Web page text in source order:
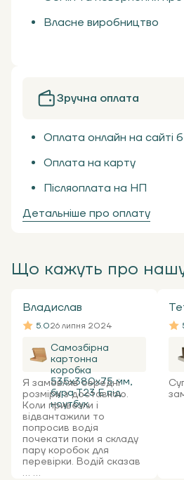
Власне виробництво
Зручна оплата
Оплата онлайн на сайті
Оплата на карту
Післяоплата на НП
Детальніше про оплату
Що кажуть про
Владислав
5.026 липня 2024
Самозбірна
картонна
коробка
535x380x75 мм,
бура Т23 Е під
ноутбук
Я замовляв середні
розміри з доставкою.
Коли привезли і
відвантажили то
попросив водія
почекати поки я складу
пару коробок для
перевірки. Водій сказав
... ...